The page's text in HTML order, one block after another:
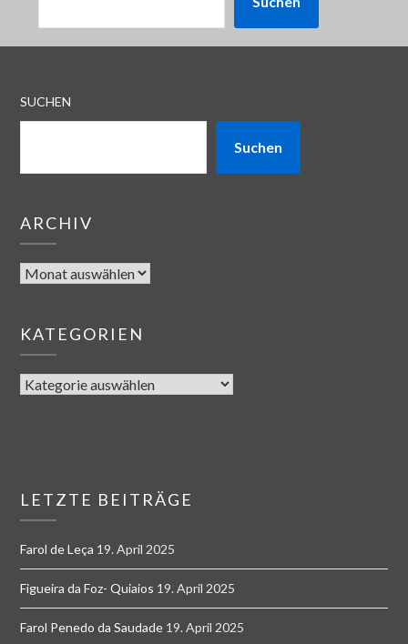
SUCHEN
Suchen
ARCHIV
KATEGORIEN
LETZTE BEITRÄGE
Farol de Leça 19. April 2025
Figueira da Foz- Quiaios 19. April 2025
Farol Penedo da Saudade 19. April 2025